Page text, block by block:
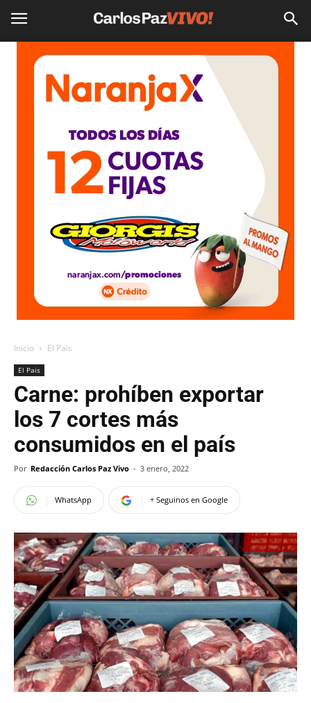
Inicio El Pais
El Pais
Carne: prohíben exportar
los 7 cortes más
consumidos en el país
Por Redacción Carlos Paz Vivo - 3 enero, 2022
WhatsApp + Seguinos en Google